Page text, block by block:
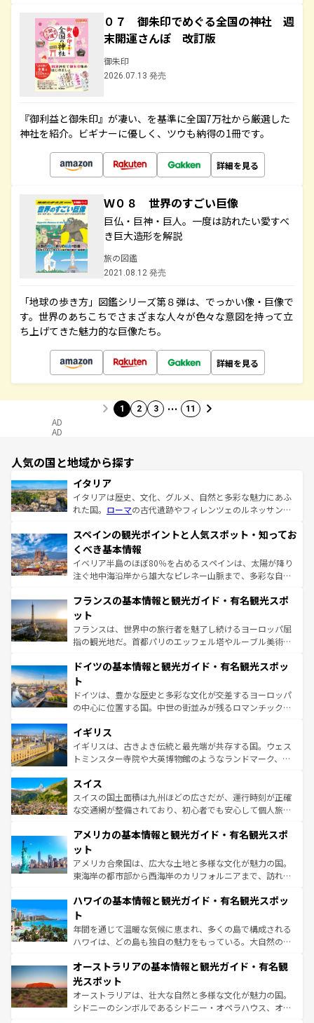
０７ 御朱印でめぐる全国の神社 週
末開運さんぽ 改訂版
御朱印
2026.07.13 発売
『御利益と御朱印』が凄い、を基準に全国7万社から厳選した
神社を紹介。ビギナーに優しく、ツウも納得の1冊です。
詳細を見る
Ｗ０８ 世界のすごい巨像
巨仏・巨神・巨人。一度は訪れたい愛すべ
き巨大造形を解説
旅の図鑑
2021.08.12 発売
「地球の歩き方」図鑑シリーズ第８弾は、でっかい像・巨像で
す。世界のあちこちでさまざまな人々が色々な意図を持って立
ち上げてきた魅力的な巨像たち。
詳細を見る
1 2 3 … 11
AD
AD
人気の国と地域から探す
イタリア
イタリアは歴史、文化、グルメ、自然と多彩な魅力にあふ
れた国。 ローマの古代遺跡やフィレンツェのルネッサンス
ろん、トスカーナの美しい田園風景やアマルフィ海岸の絶
景など、自然景観も見逃せない。観光の合間には、本場の
ピザやパスタなど、絶品のイタリア料理を堪能することも
できる。朝目覚めてから夜眠るまで、すべての瞬間を楽し
なお、新着のイタリア情報はコンテンツ一覧を参照してほ
しい。
スペインの観光ポイントと人気スポット・知ってお
くべき基本情報
イベリア半島のほぼ80％を占めるスペインは、太陽が降り
注ぐ地中海沿岸から雄大なピレネー山脈まで、多彩な自然
文化が根付くこの国では、情熱的なフラメンコ、熱気あふ
れる闘牛、そして美味しいタパスが生活の一部となってい
る。首都マドリードの洗練された雰囲気や、バルセロナの
アートに溢れた街角から、地方では古代ローマ遺跡や中世
せる。地方によって風土や気候が異なるスペインはその個
ンテンツ一覧 を参照してほしい。
フランスの基本情報と観光ガイド・有名観光スポ
ット
フランスは、世界中の旅行者を魅了し続けるヨーロッパ屈
指の観光地だ。首都パリのエッフェル塔やルーブル美術館
で、幅広い魅力が詰まっている。華麗な宮殿、歴史的な大
聖堂、美しいビーチ、そして豊かな自然が、訪れる者を心
から魅了する。また、フランスは美食の国としても知ら
れ、フランス料理はユネスコ無形文化遺産にも登録されて
香り高いラベンダー畑など、多彩な楽しみ方が可能だ。さ
らに、パリ以外の地域にも魅力が溢れており、どの街角に
も豊かな歴史と文化が息づいている。パリ以外の個性あふ
を参照してほしい。
ドイツの基本情報と観光ガイド・有名観光スポッ
ト
ドイツは、豊かな歴史と多彩な文化が交差するヨーロッパ
の中心に位置する国。中世の街並みが残るロマンチック街
顔を持つこの国は、どこを歩いても飽きることがない。ベ
ルリンの文化的活気、バイエルン州のアルプスの絶景、そ
してライン川沿いのワイン畑といった風景は必見。ビール
は、お酒好きな人にはぜひ体験してほしい。 なお、新着の
ドイツ情報はコンテンツ一覧を参照してほしい。
イギリス
イギリスは、古きよき伝統と最先端が共存する国。ウェス
トミンスター寺院や大英博物館のようなランドマーク、歴
リアごとに異なる魅力がある。また、優雅なアフタヌーン
ティー、ビール好きにはたまらない英国パブ、サッカー観
戦など、本場だからこそできる体験も豊富。イギリスを旅
ンツ一覧を参照してほしい。
スイス
スイスの国土面積は九州ほどの広さだが、運行時刻が正確
な交通網が整備されており、初心者でも安心して個人旅行
の建物がそのまま残る町や、スイスならではのユニークな
博物館もあり、アルプス観光だけでなく町歩きも満喫する
ことができる。国民の所得が高いため物価も高いが、旅行
者向けの交通パス提供のサービスもあり、うまく活用すれ
着のスイス情報はコンテンツ一覧を参照してほしい。
アメリカの基本情報と観光ガイド・有名観光スポ
ット
アメリカ合衆国は、広大な土地と多様な文化が魅力の国。
東海岸の都市部から西海岸のカリフォルニアまで、訪れる
のような巨大都市は、観光、ショッピング、エンターテイ
ンメントが詰まった刺激的なスポットだ。一方、アメリカ
西部には大自然が広がり、グランドキャニオンやイエロー
ストーン国立公園といった絶景が堪能できる。さらに、南
文化が魅力。旅行者はアメリカの各地域で異なる魅力を楽
しみながら、その多様性と豊かな歴史を感じることができ
るだろう。車でのロードトリップや列車の旅も、アメリカ
ならではの贅沢な旅のスタイルだ。 なお、新着のアメリカ
情報は コンテンツ一覧 を参照してほしい。
ハワイの基本情報と観光ガイド・有名観光スポッ
ト
年間を通じて温暖な気候に恵まれ、多くの島で構成される
ハワイは、どの島も独自の魅力をもっている。大自然の神
ワイ島は見逃せない。また、定番の観光地といえばオアフ
島だが、静かな自然を求めるならマウイ島やカウアイ島が
おすすめ。エメラルドグリーンに輝く海をはじめ、豊かな
文化や歴史が息づいている。「アロハスピリット」と呼ば
オーストラリアの基本情報と観光ガイド・有名観
光スポット
オーストラリアは、壮大な自然と多様な文化が魅力の国。
シドニーのシンボルであるシドニー・オペラハウス、オー